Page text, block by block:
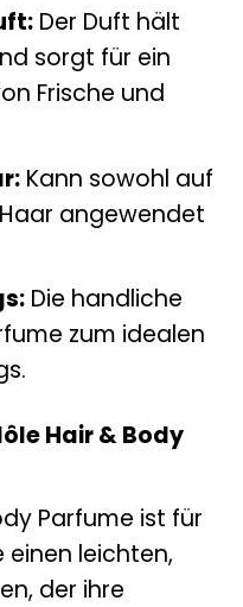
Der Duft hält
sorgt für ein
Frische und
Kann sowohl auf
angewendet
Die handliche
zum idealen
Hair & Body
Parfume ist für
einen leichten,
der ihre